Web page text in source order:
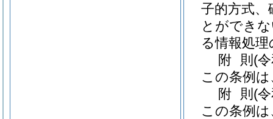
子的方式
とができ
る情報処
附 則 (
この条例
附 則 (
この条例